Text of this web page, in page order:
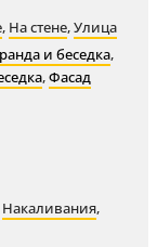
, На стене,Улица
и беседка,
,Фасад
Накаливания,